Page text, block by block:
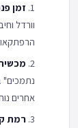
זמן
וורדל
מכשיר
אחרים
רמת